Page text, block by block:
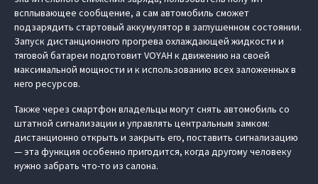
всплывающее сообщение, а сам автомобиль сможет
подзарядить стартовый аккумулятор в заглушенном состоянии.
Запуск дистанционного прогрева охлаждающей жидкости и
тяговой батареи подготовит VOYAH к движению на своей
максимальной мощности и к использованию всех заложенных в
него ресурсов.
Также через смартфон владельцы могут снять автомобиль со
штатной сигнализации и управлять центральным замком:
дистанционно открыть и закрыть его, поставить сигнализацию
— эта функция особенно пригодится, когда другому человеку
нужно забрать что-то из салона.